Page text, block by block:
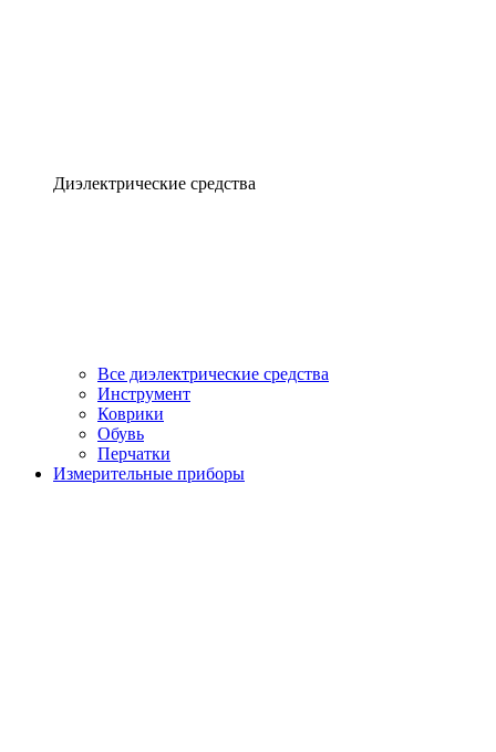
Диэлектрические средства
Все диэлектрические средства
Инструмент
Коврики
Обувь
Перчатки
Измерительные приборы